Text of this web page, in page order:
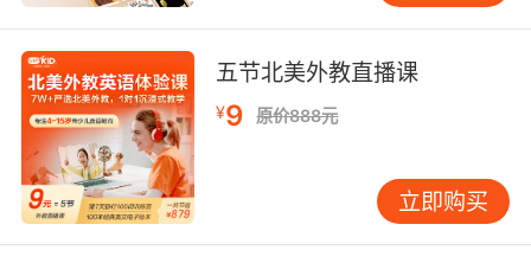
四、跨学科能力的培养
该项目巧妙整合STEAM教育要素：测量扇骨长度
涉及数学运算，设计开合角度需要几何知识，选
择装饰图案考验美学判断。哈佛大学教育研究院
的实证研究指出，手工活动中的多感官刺激能使
语言吸收效率提升38%（Gardner, 2017）。
VIPKID学员在制作过程中，不仅学会用英语描
述"等边三角形框架"（equilateral triangle
五节北美外教直播课
¥9 原价888元
立即购买